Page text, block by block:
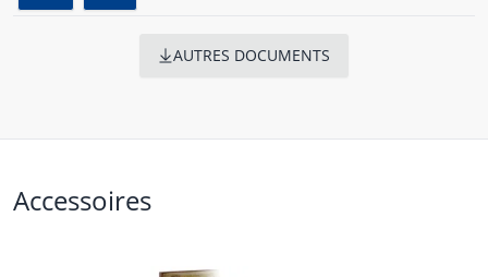
AUTRES DOCUMENTS
Accessoires